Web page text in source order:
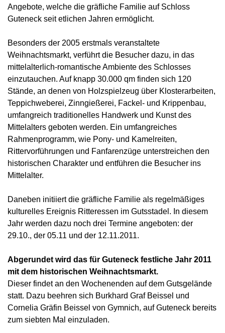
Angebote, welche die gräfliche Familie auf Schloss
Guteneck seit etlichen Jahren ermöglicht.
Besonders der 2005 erstmals veranstaltete
Weihnachtsmarkt, verführt die Besucher dazu, in das
mittelalterlich-romantische Ambiente des Schlosses
einzutauchen. Auf knapp 30.000 qm finden sich 120
Stände, an denen von Holzspielzeug über Klosterarbeiten,
Teppichweberei, Zinngießerei, Fackel- und Krippenbau,
umfangreich traditionelles Handwerk und Kunst des
Mittelalters geboten werden. Ein umfangreiches
Rahmenprogramm, wie Pony- und Kamelreiten,
Rittervorführungen und Fanfarenzüge unterstreichen den
historischen Charakter und entführen die Besucher ins
Mittelalter.
Daneben initiiert die gräfliche Familie als regelmäßiges
kulturelles Ereignis Ritteressen im Gutsstadel. In diesem
Jahr werden dazu noch drei Termine angeboten: der
29.10., der 05.11 und der 12.11.2011.
Abgerundet wird das für Guteneck festliche Jahr 2011
mit dem historischen Weihnachtsmarkt.
Dieser findet an den Wochenenden auf dem Gutsgelände
statt. Dazu beehren sich Burkhard Graf Beissel und
Cornelia Gräfin Beissel von Gymnich, auf Guteneck bereits
zum siebten Mal einzuladen.